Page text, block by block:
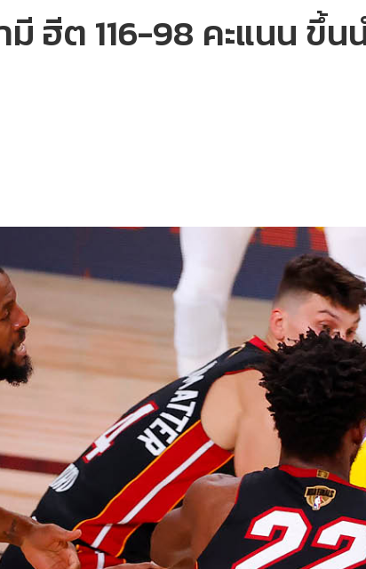
มี ฮีต 116-98 คะแนน ขึ้